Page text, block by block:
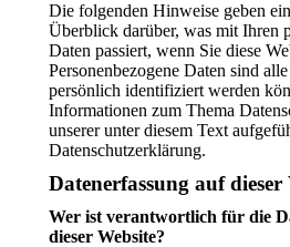
Die folgenden Hinweise geben
Überblick darüber, was mit Ihren
Daten passiert, wenn Sie diese
Personenbezogene Daten sind
persönlich identifiziert werden
Informationen zum Thema
unserer unter diesem Text
Datenschutzerklärung.
Datenerfassung auf dieser
Wer ist verantwortlich für die
dieser Website?